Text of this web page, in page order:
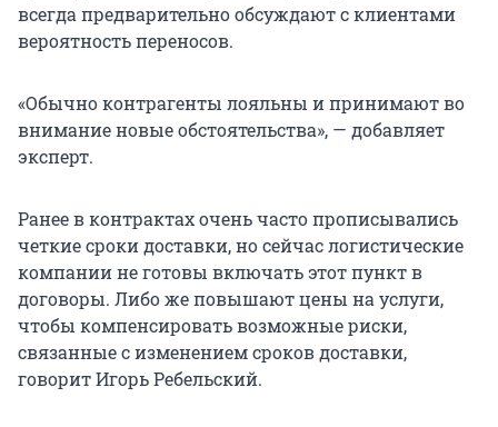
всегда предварительно обсуждают с клиентами
вероятность переносов.
«Обычно контрагенты лояльны и принимают во
внимание новые обстоятельства», — добавляет
эксперт.
Ранее в контрактах очень часто прописывались
четкие сроки доставки, но сейчас логистические
компании не готовы включать этот пункт в
договоры. Либо же повышают цены на услуги,
чтобы компенсировать возможные риски,
связанные с изменением сроков доставки,
говорит Игорь Ребельский.